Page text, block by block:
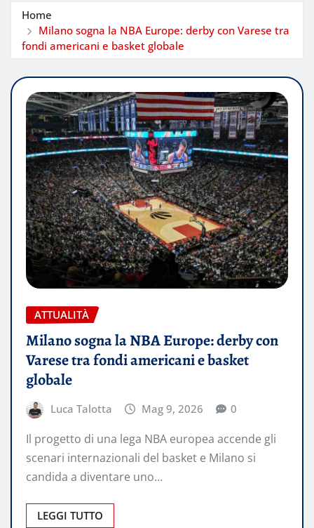
Home
Milano sogna la NBA Europe: derby con Varese tra
fondi americani e basket globale
ATTUALITÀ
Milano sogna la NBA Europe: derby con
Varese tra fondi americani e basket
globale
Luca Talotta Mag 9, 2026 0
Il progetto di una lega NBA europea accende gli
scenari internazionali del basket e Milano si
candida a diventare uno…
LEGGI TUTTO